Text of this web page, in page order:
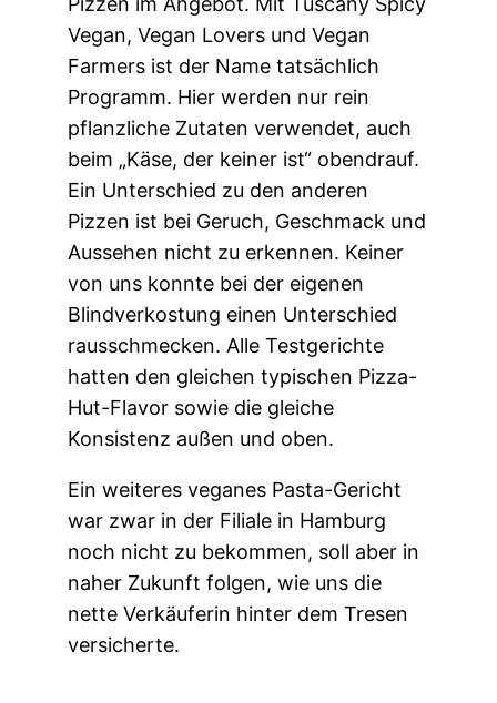
Vegan, Vegan Lovers und Vegan
Farmers ist der Name tatsächlich
Programm. Hier werden nur rein
pflanzliche Zutaten verwendet, auch
beim „Käse, der keiner ist“ obendrauf.
Ein Unterschied zu den anderen
Pizzen ist bei Geruch, Geschmack und
Aussehen nicht zu erkennen. Keiner
von uns konnte bei der eigenen
Blindverkostung einen Unterschied
rausschmecken. Alle Testgerichte
hatten den gleichen typischen Pizza-
Hut-Flavor sowie die gleiche
Konsistenz außen und oben.
Ein weiteres veganes Pasta-Gericht
war zwar in der Filiale in Hamburg
noch nicht zu bekommen, soll aber in
naher Zukunft folgen, wie uns die
nette Verkäuferin hinter dem Tresen
versicherte.